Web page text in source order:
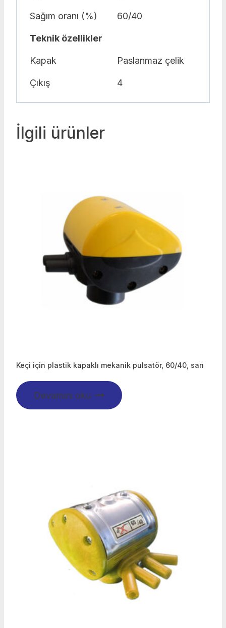
Sağım oranı (%) 60/40
Teknik özellikler
Kapak Paslanmaz çelik
Çıkış 4
İlgili ürünler
Keçi için plastik kapaklı mekanik pulsatör, 60/40, sarı
Devamını oku